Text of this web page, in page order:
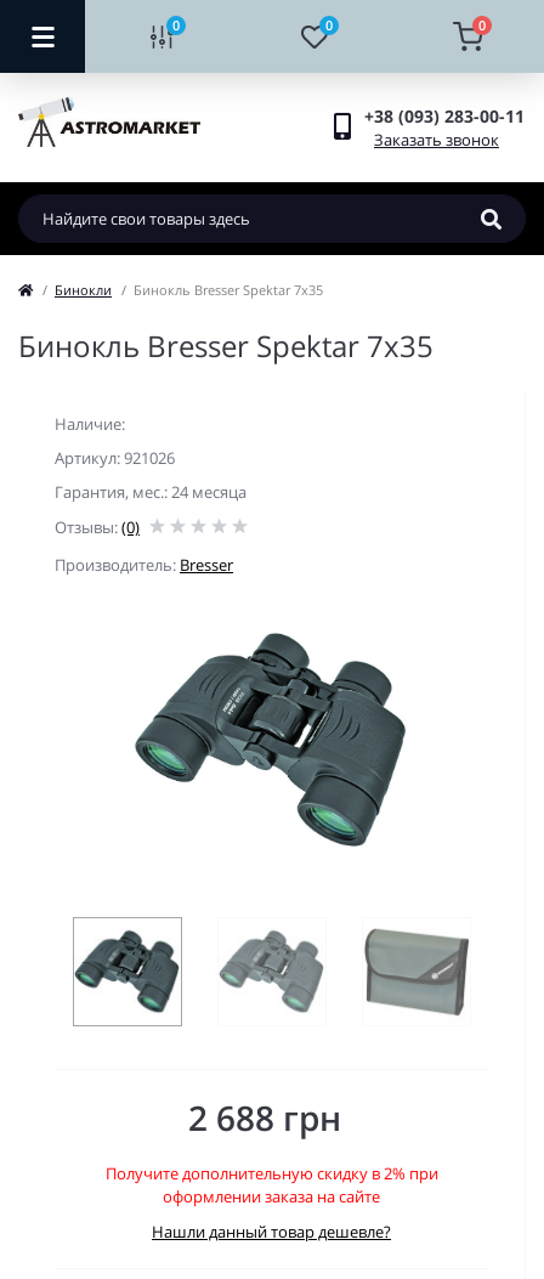
0 0 0
+38 (093) 283-00-11
Заказать звонок
Бинокли Бинокль Bresser Spektar 7x35
Бинокль Bresser Spektar 7x35
Наличие:
Артикул: 921026
Гарантия, мес.: 24 месяца
Отзывы:(0)
Производитель: Bresser
2 688 грн
Получите дополнительную скидку в 2% при
оформлении заказа на сайте
Нашли данный товар дешевле?